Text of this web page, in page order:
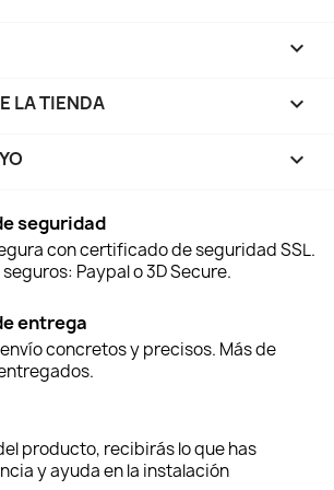

LA TIENDA keyboard_arrow_down

seguridad
con certificado de seguridad SSL.
Paypal o 3D Secure.
entrega
concretos y precisos. Más de
producto, recibirás lo que has
y ayuda en la instalación